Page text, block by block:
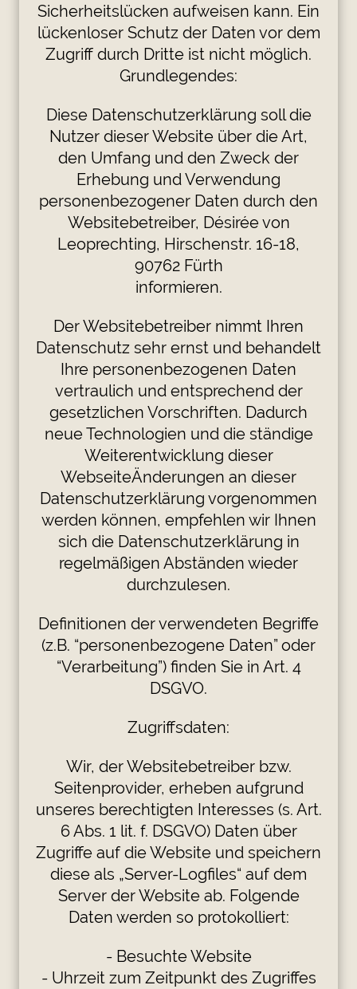
Sicherheitslücken aufweisen kann. Ein
lückenloser Schutz der Daten vor dem
Zugriff durch Dritte ist nicht möglich.
Grundlegendes:
Diese Datenschutzerklärung soll die
Nutzer dieser Website über die Art,
den Umfang und den Zweck der
Erhebung und Verwendung
personenbezogener Daten durch den
Websitebetreiber, Désirée von
Leoprechting, Hirschenstr. 16-18,
90762 Fürth
informieren.
Der Websitebetreiber nimmt Ihren
Datenschutz sehr ernst und behandelt
Ihre personenbezogenen Daten
vertraulich und entsprechend der
gesetzlichen Vorschriften. Dadurch
neue Technologien und die ständige
Weiterentwicklung dieser
WebseiteÄnderungen an dieser
Datenschutzerklärung vorgenommen
werden können, empfehlen wir Ihnen
sich die Datenschutzerklärung in
regelmäßigen Abständen wieder
durchzulesen.
Definitionen der verwendeten Begriffe
(z.B. “personenbezogene Daten” oder
“Verarbeitung”) finden Sie in Art. 4
DSGVO.
Zugriffsdaten:
Wir, der Websitebetreiber bzw.
Seitenprovider, erheben aufgrund
unseres berechtigten Interesses (s. Art.
6 Abs. 1 lit. f. DSGVO) Daten über
Zugriffe auf die Website und speichern
diese als „Server-Logfiles“ auf dem
Server der Website ab. Folgende
Daten werden so protokolliert:
- Besuchte Website
- Uhrzeit zum Zeitpunkt des Zugriffes